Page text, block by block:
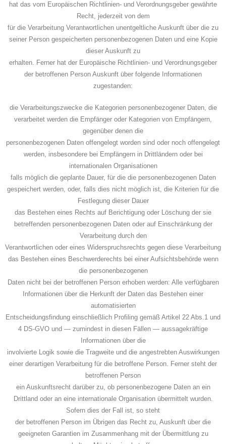
hat das vom Europäischen Richtlinien- und Verordnungsgeber gewährte
Recht, jederzeit von dem
für die Verarbeitung Verantwortlichen unentgeltliche Auskunft über die zu
seiner Person gespeicherten personenbezogenen Daten und eine Kopie
dieser Auskunft zu
erhalten. Ferner hat der Europäische Richtlinien- und Verordnungsgeber
der betroffenen Person Auskunft über folgende Informationen
zugestanden:
die Verarbeitungszwecke die Kategorien personenbezogener Daten, die
verarbeitet werden die Empfänger oder Kategorien von Empfängern,
gegenüber denen die
personenbezogenen Daten offengelegt worden sind oder noch offengelegt
werden, insbesondere bei Empfängern in Drittländern oder bei
internationalen Organisationen
falls möglich die geplante Dauer, für die die personenbezogenen Daten
gespeichert werden, oder, falls dies nicht möglich ist, die Kriterien für die
Festlegung dieser Dauer
das Bestehen eines Rechts auf Berichtigung oder Löschung der sie
betreffenden personenbezogenen Daten oder auf Einschränkung der
Verarbeitung durch den
Verantwortlichen oder eines Widerspruchsrechts gegen diese Verarbeitung
das Bestehen eines Beschwerderechts bei einer Aufsichtsbehörde wenn
die personenbezogenen
Daten nicht bei der betroffenen Person erhoben werden: Alle verfügbaren
Informationen über die Herkunft der Daten das Bestehen einer
automatisierten
Entscheidungsfindung einschließlich Profiling gemäß Artikel 22 Abs.1 und
4 DS-GVO und — zumindest in diesen Fällen — aussagekräftige
Informationen über die
involvierte Logik sowie die Tragweite und die angestrebten Auswirkungen
einer derartigen Verarbeitung für die betroffene Person. Ferner steht der
betroffenen Person
ein Auskunftsrecht darüber zu, ob personenbezogene Daten an ein
Drittland oder an eine internationale Organisation übermittelt wurden.
Sofern dies der Fall ist, so steht
der betroffenen Person im Übrigen das Recht zu, Auskunft über die
geeigneten Garantien im Zusammenhang mit der Übermittlung zu